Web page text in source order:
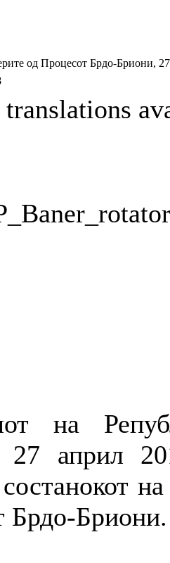
од Процесот Брдо-Бриони,
translations
на
27 април
Брдо-Бриони.